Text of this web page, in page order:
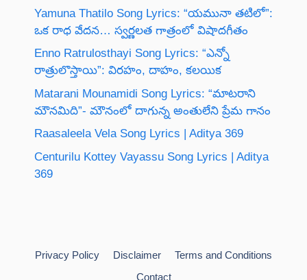
Yamuna Thatilo Song Lyrics: “యమునా తటిలో”:
ఒక రాధ వేదన… స్వర్ణలత గాత్రంలో విషాదగీతం
Enno Ratrulosthayi Song Lyrics: “ఎన్నో
రాత్రులొస్తాయి”: విరహం, దాహం, కలయిక
Matarani Mounamidi Song Lyrics: “మాటరాని
మౌనమిది”- మౌనంలో దాగున్న అంతులేని ప్రేమ గానం
Raasaleela Vela Song Lyrics | Aditya 369
Centurilu Kottey Vayassu Song Lyrics | Aditya
369
Privacy Policy Disclaimer
Terms and Conditions
Contact